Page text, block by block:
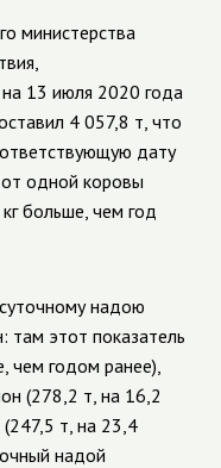
министерства
на 13 июля 2020 года
4 057,8 т, что
дату
одной коровы
больше, чем год
надою
там этот показатель
чем годом ранее),
(278,2 т, на 16,2
т, на 23,4
надой